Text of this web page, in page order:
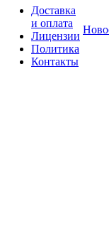
Доставка
и оплата
Лицензии
Политика
Контакты